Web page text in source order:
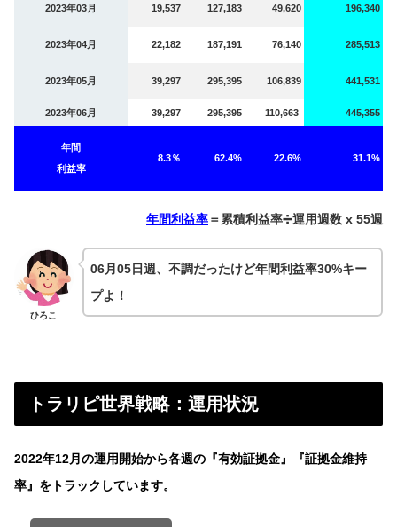
2023年03月 19,537 127,183 49,620 196,340
2023年04月 22,182 187,191 76,140 285,513
2023年05月 39,297 295,395 106,839 441,531
2023年06月 39,297 295,395 110,663 445,355
年間
利益率
8.3％ 62.4% 22.6% 31.1%
年間利益率＝累積利益率➗運用週数 x 55週
ひろこ
06月05日週、不調だったけど年間利益率30%キー
プよ！
トラリピ世界戦略：運用状況
2022年12月の運用開始から各週の『有効証拠金』『証拠金維持
率』をトラックしています。